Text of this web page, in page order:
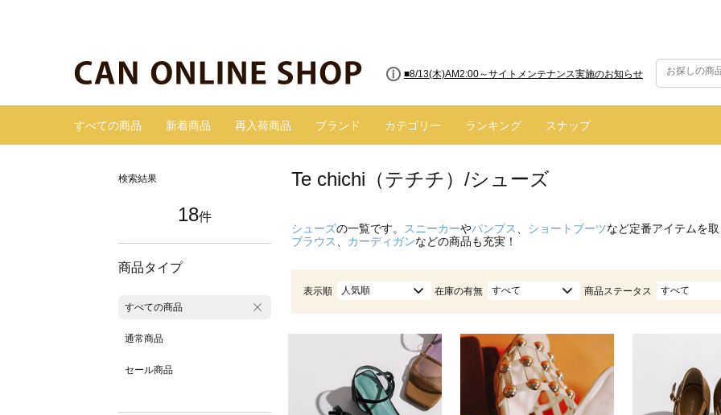
■8/13(木)AM2:00～サイトメンテナンス実施のお知らせ
■【お知らせ】ヤマト運輸の配送遅延・停止について
すべての商品 新着商品 再入荷商品 ブランド カテゴリー ランキング スナップ
検索結果
18件
商品タイプ
すべての商品
通常商品
セール商品
Te chichi（テチチ）/シューズ
シューズの一覧です。 スニーカーやパンプス ショートブーツなど定番アイテムを
ブラウス
カーディガンなどの商品も充実！
表示順 人気順 在庫の有無 すべて 商品ステータス すべて
お気に入り